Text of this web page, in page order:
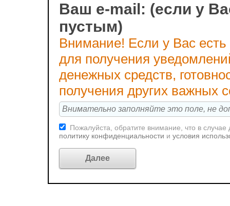
Ваш e-mail: (если у
пустым)
Внимание! Если у Вас
для получения
денежных средств,
получения других важных
Пожалуйста, обратите внимание, что в
политику конфиденциальности и условия